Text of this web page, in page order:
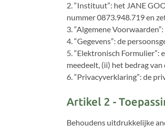
2. “Instituut”: het JANE
nummer 0873.948.719 en
3. “Algemene
4. “Gegevens”: de
5. “Elektronisch
meedeelt, (ii) het bedrag
6. “Privacyverklaring”: de
Artikel 2 -
Behoudens uitdrukkelijke